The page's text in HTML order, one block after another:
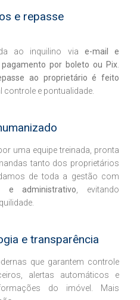
e repasse
ao inquilino via e-mail e
pagamento por boleto ou Pix
ao proprietário é feito
controle e pontualidade.
uma equipe treinada, pronta
tanto dos proprietários
de toda a gestão com
e administrativo , evitando
e transparência
que garantem controle
alertas automáticos e
do imóvel. Mais